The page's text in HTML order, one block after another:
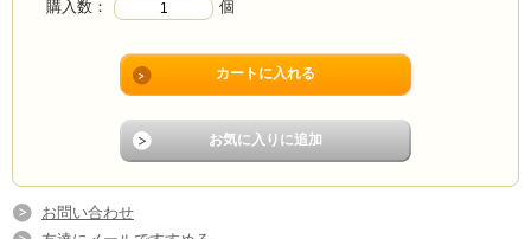
購入数： 個
お問い合わせ